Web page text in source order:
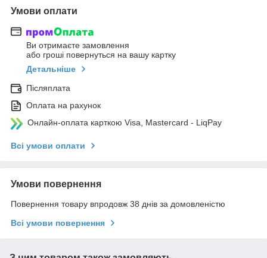
Умови оплати
Ви отримаєте замовлення
або гроші повернуться на вашу картку
Детальніше
Післяплата
Оплата на рахунок
Онлайн-оплата карткою Visa, Mastercard - LiqPay
Всі умови оплати
Умови повернення
Повернення товару впродовж 38 днів за домовленістю
Всі умови повернення